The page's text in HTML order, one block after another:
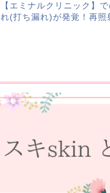
【エミナルクリニック】
れ(打ち漏れ)が発覚！再照